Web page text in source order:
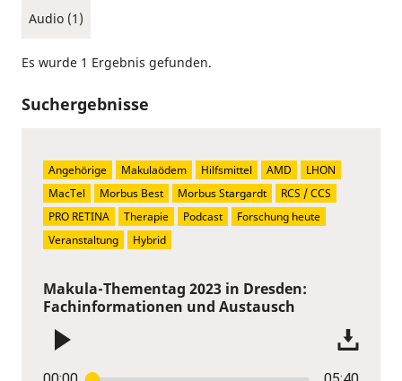
Audio (1)
Es wurde 1 Ergebnis gefunden.
Suchergebnisse
Makula-Thementag 2023 in Dresden:
Fachinformationen und Austausch
Angehörige Makulaödem Hilfsmittel AMD
LHON
MacTel
Morbus Best Morbus Stargardt
RCS / CCS
PRO RETINA
Therapie Podcast
Forschung heute
Veranstaltung
Hybrid